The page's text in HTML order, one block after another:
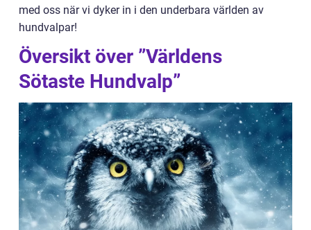
med oss när vi dyker in i den underbara världen av
hundvalpar!
Översikt över ”Världens
Sötaste Hundvalp”